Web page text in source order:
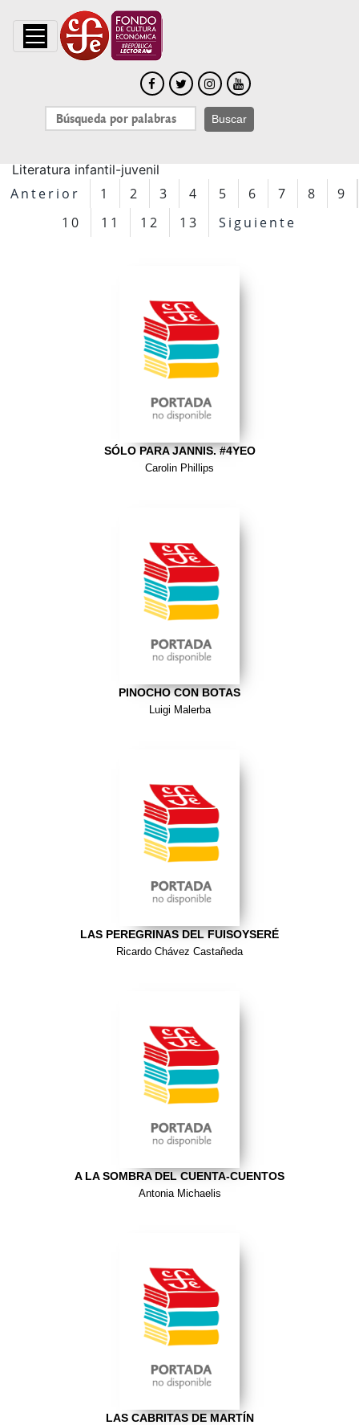
Buscar
TEMAS
Literatura infantil-juvenil
Anterior 1 2 3 4 5 6 7 8
9
10
11 12 13 Siguiente
SÓLO PARA JANNIS. #4YEO
Carolin Phillips
PINOCHO CON BOTAS
Luigi Malerba
LAS PEREGRINAS DEL FUISOYSERÉ
Ricardo Chávez Castañeda
A LA SOMBRA DEL CUENTA-CUENTOS
Antonia Michaelis
LAS CABRITAS DE MARTÍN